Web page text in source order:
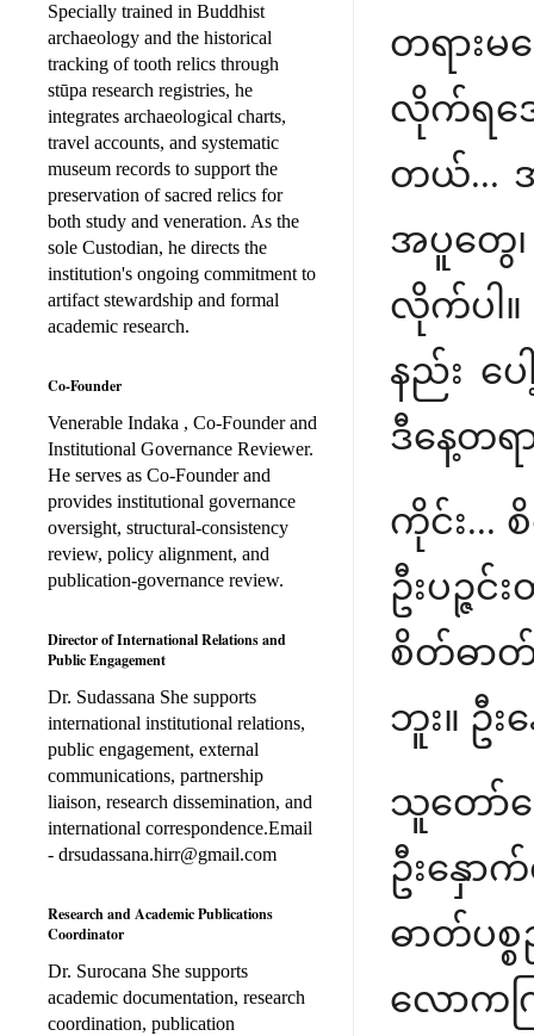
တရားမ
လိုက်ရအ
တယ်... အ
အပူတွေ
လိုက်ပါ။
နည်း ပေ
ဒီနေ့တရ
ကိုင်း...
ဦးပဉ္ဇ
စိတ်ဓာ
ဘူး။ ဦ
သူတော်
ဦးနှော
ဓာတ်ပ
လောကက
Specially trained in Buddhist
archaeology and the historical
tracking of tooth relics through
stūpa research registries, he
integrates archaeological charts,
travel accounts, and systematic
museum records to support the
preservation of sacred relics for
both study and veneration. As the
sole Custodian, he directs the
institution's ongoing commitment to
artifact stewardship and formal
academic research.
Co-Founder
Venerable Indaka , Co-Founder and
Institutional Governance Reviewer.
He serves as Co-Founder and
provides institutional governance
oversight, structural-consistency
review, policy alignment, and
publication-governance review.
Director of International Relations and
Public Engagement
Dr. Sudassana She supports
international institutional relations,
public engagement, external
communications, partnership
liaison, research dissemination, and
international correspondence.Email
- drsudassana.hirr@gmail.com
Research and Academic Publications
Coordinator
Dr. Surocana She supports
academic documentation, research
coordination, publication